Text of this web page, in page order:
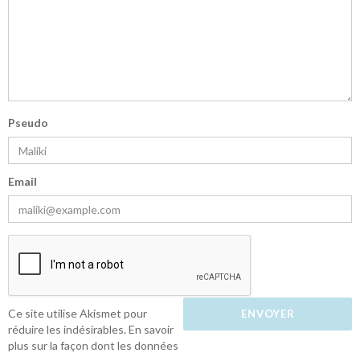
Pseudo
Email
Ce site utilise Akismet pour
réduire les indésirables.En savoir
plus sur la façon dont les données